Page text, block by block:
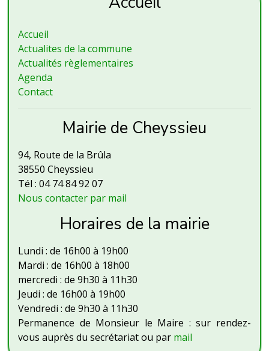
Accueil
Actualites de la commune
Actualités règlementaires
Agenda
Contact
Mairie de Cheyssieu
94, Route de la Brûla
38550 Cheyssieu
Tél : 04 74 84 92 07
Nous contacter par mail
Horaires de la mairie
Lundi : de 16h00 à 19h00
Mardi : de 16h00 à 18h00
mercredi : de 9h30 à 11h30
Jeudi : de 16h00 à 19h00
Vendredi : de 9h30 à 11h30
Permanence de Monsieur le Maire : sur rendez-
vous auprès du secrétariat ou par mail